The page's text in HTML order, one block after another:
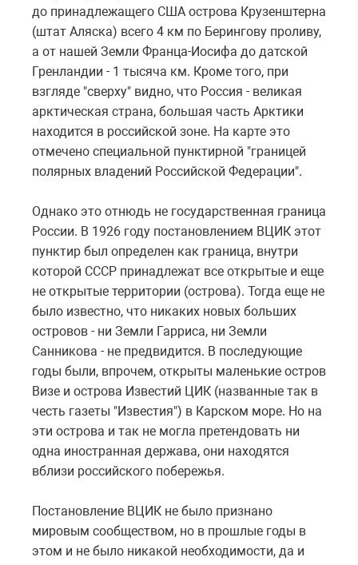
до принадлежащего США острова Крузенштерна
(штат Аляска) всего 4 км по Берингову проливу,
а от нашей Земли Франца-Иосифа до датской
Гренландии - 1 тысяча км. Кроме того, при
взгляде "сверху" видно, что Россия - великая
арктическая страна, большая часть Арктики
находится в российской зоне. На карте это
отмечено специальной пунктирной "границей
полярных владений Российской Федерации".
Однако это отнюдь не государственная граница
России. В 1926 году постановлением ВЦИК этот
пунктир был определен как граница, внутри
которой СССР принадлежат все открытые и еще
не открытые территории (острова). Тогда еще не
было известно, что никаких новых больших
островов - ни Земли Гарриса, ни Земли
Санникова - не предвидится. В последующие
годы были, впрочем, открыты маленькие остров
Визе и острова Известий ЦИК (названные так в
честь газеты "Известия") в Карском море. Но на
эти острова и так не могла претендовать ни
одна иностранная держава, они находятся
вблизи российского побережья.
Постановление ВЦИК не было признано
мировым сообществом, но в прошлые годы в
этом и не было никакой необходимости, да и